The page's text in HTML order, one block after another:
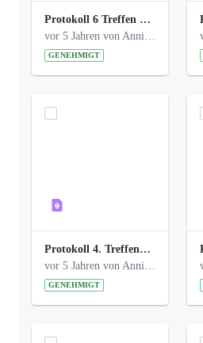
Protokoll 6 Treffen 20150205 AG Bismarckplatz.pdf
vor 5 Jahren von Anni Schlumberger
GENEHMIGT
Protokoll 4. Treffen_20141113 AG Bismarckplatz.pdf
vor 5 Jahren von Anni Schlumberger
GENEHMIGT